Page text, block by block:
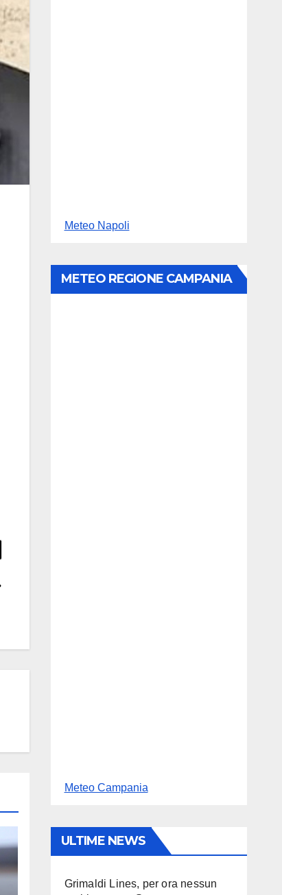
Meteo Napoli
METEO REGIONE CAMPANIA
Meteo Campania
ULTIME NEWS
Grimaldi Lines, per ora nessun